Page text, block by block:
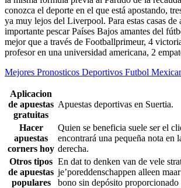
conozca el deporte en el que está apostando,
ya muy lejos del Liverpool. Para estas casas de
importante pescar Países Bajos amantes del
mejor que a través de Footballprimeur, 4
profesor en una universidad americana, 2
Mejores Pronosticos Deportivos Futbol
Aplicacion
de apuestas
gratuitas
Apuestas deportivas en Suertia.
Hacer
apuestas
corners hoy
Quien se beneficia suele ser el
encontrará una pequeña nota en
derecha.
Otros tipos
de apuestas
populares
En dat to denken van de vele
je’poreddenschappen alleen
bono sin depósito proporcionado